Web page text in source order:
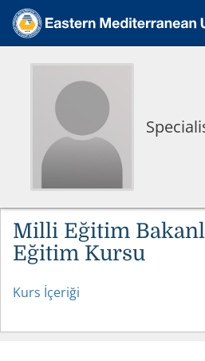
Milli Eğitim
Eğitim Kursu
Kurs İçeriği